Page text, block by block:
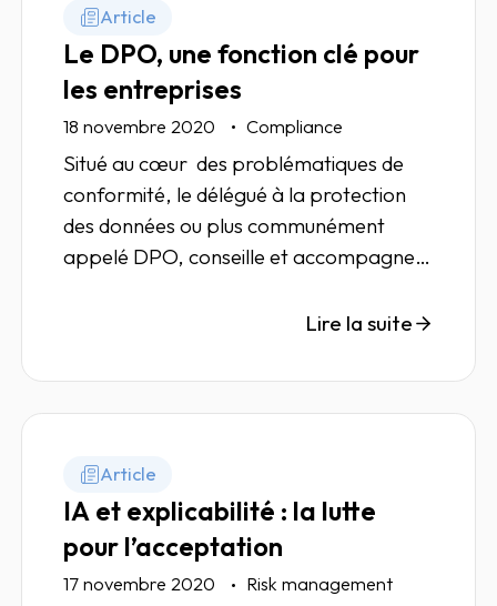
Article
Le DPO, une fonction clé pour
les entreprises
18 novembre 2020 Compliance
Situé au cœur des problématiques de
conformité, le délégué à la protection
des données ou plus communément
appelé DPO, conseille et accompagne
conformité. Discussion avec Moussa
Lire la suite
Article
IA et explicabilité : la lutte
pour l’acceptation
17 novembre 2020 Risk management